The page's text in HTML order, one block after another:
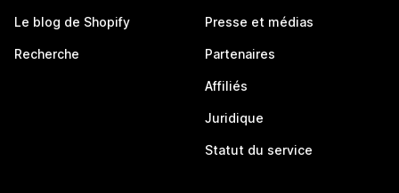
Le blog de Shopify
Recherche
Presse et médias
Partenaires
Affiliés
Juridique
Statut du service